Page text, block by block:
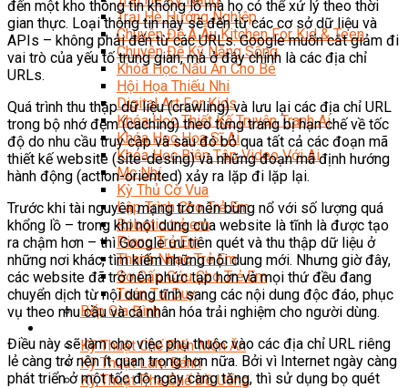
Trại Hè Hướng Nghiệp
Chuyên Đề Á Âu Kitchen For Kid & Teen
Chuyên Đề Kỹ Năng Sống
Khóa Học Nấu Ăn Cho Bé
Hội Họa Thiếu Nhi
Digital Art For Kids
Khóa Học Thiết Kế Truyện Tranh Ai
Khóa Học Họa Sĩ Ai
Khóa Học Biên Tập Video Với Ai
Mc Nhí
Kỳ Thủ Cờ Vua
Lập Trình Cho Trẻ Em
Robotic trẻ em
Piano Trẻ Em
Thanh Nhạc Trẻ Em
Sơ Cấp Cứu Cho Trẻ Em
Toán Tư Duy
Bếp Gia Đình
Kỹ Thuật Chế Biến Món Ăn
Kỹ Thuật Làm Bánh
Kỹ Thuật Pha Chế Đồ Uống
đến một kho thông tin khổng lồ mà họ có thể xử lý theo thời
gian thực. Loại thông tin này sẽ đến từ các cơ sở dữ liệu và
APIs – không phải đến từ các URLs. Google muốn cắt giảm đi
vai trò của yếu tố trung gian, mà ở đây chính là các địa chỉ
URLs.
Quá trình thu thập dữ liệu (crawling) và lưu lại các địa chỉ URL
trong bộ nhớ đệm (caching) theo từng trang bị hạn chế về tốc
độ do nhu cầu truy cập và sau đó bỏ qua tất cả các đoạn mã
thiết kế website (site-desing) và những đoạn mã định hướng
hành động (action-oriented) xảy ra lặp đi lặp lại.
Trước khi tài nguyên mạng trở nên bùng nổ với số lượng quá
khổng lồ – trong khi nội dung của website là tĩnh là được tạo
ra chậm hơn – thì Google ưu tiên quét và thu thập dữ liệu ở
những nơi khác, tìm kiếm những nội dung mới. Nhưng giờ đây,
các website đã trở nên phức tạp hơn và mọi thứ đều đang
chuyển dịch từ nội dung tĩnh sang các nội dung độc đáo, phục
vụ theo nhu cầu và cá nhân hóa trải nghiệm cho người dùng.
Điều này sẽ làm cho việc phụ thuộc vào các địa chỉ URL riêng
lẻ càng trở nên ít quan trọng hơn nữa. Bởi vì Internet ngày càng
phát triển ở một tốc độ ngày càng tăng, thì sử dụng bọ quét